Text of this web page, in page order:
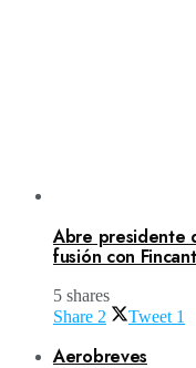
Abre presidente
fusión con
5 shares
Share 2 Tweet 1
Aerobreves